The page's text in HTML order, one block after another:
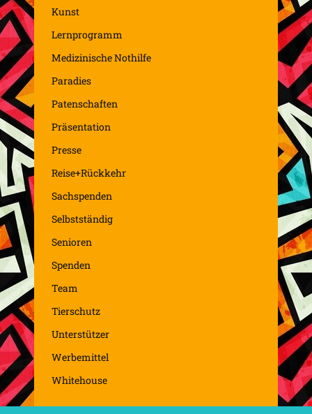
Kunst
Lernprogramm
Medizinische Nothilfe
Paradies
Patenschaften
Präsentation
Presse
Reise+Rückkehr
Sachspenden
Selbstständig
Senioren
Spenden
Team
Tierschutz
Unterstützer
Werbemittel
Whitehouse